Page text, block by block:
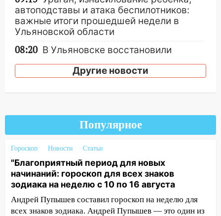
автоподставы и атака беспилотников:
важные итоги прошедшей недели в
Ульяновской области
08:20 В Ульяновске восстановили
инфраструктуру после шторма.
08:11 На Ульяновск снова надвигается
07:30
Евро-3 вместо Евро-5: что
означают классы бензина и можно ли
заливать «старое» топливо в
современные автомобили
06:30 Какая погода будет в Ульяновской
области днем 9 августа
Другие новости
Популярное
Гороскоп Новости Статьи
"Благоприятный период для новых
начинаний: гороскоп для всех знаков
зодиака на неделю с 10 по 16 августа
Андрей Пупышев составил гороскоп на неделю для
всех знаков зодиака. Андрей Пупышев — это один из